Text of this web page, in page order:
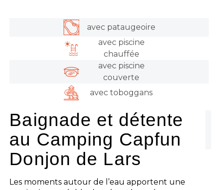
avec pataugeoire
avec piscine
chauffée
avec piscine
couverte
avec toboggans
Baignade et détente
au Camping Capfun
Donjon de Lars
Les moments autour de l’eau apportent une